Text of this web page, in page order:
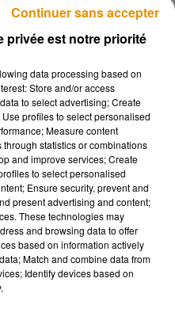
ensuite embauché au
carrière dans le cinéma aux
ses plus beaux rôles, celui
du Désir"en 1987. Presque
il reçut l’anneau d’Iffland,
grand acteur de théâtre de
lui, en est le plus digne.
de films, beaucoup
d’Adolf Hitler dans le
jours du dictateur
unanimes :
consacra parmi les plus
privée est notre priorité
data processing based on
Store and/or access
to select advertising; Create
profiles to select personalised
Measure content
statistics or combinations
and improve services; Create
to select personalised
Ensure security, prevent and
present advertising and content;
These technologies may
and browsing data to offer
based on information actively
Match and combine data from
Identify devices based on
Continuer sans accepter